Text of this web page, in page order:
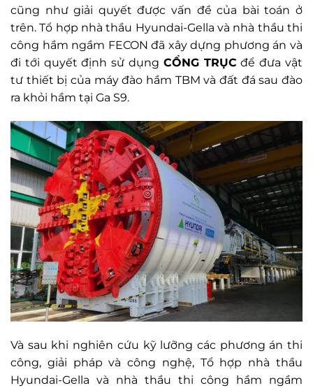
cũng như giải quyết được vấn đề của bài toán ở
trên. Tổ hợp nhà thầu Hyundai-Gella và nhà thầu thi
công hầm ngầm FECON đã xây dựng phương án và
đi tới quyết định sử dụng CỔNG TRỤC để đưa vật
tư thiết bị của máy đào hầm TBM và đất đá sau đào
ra khỏi hầm tại Ga S9.
Và sau khi nghiên cứu kỹ lưỡng các phương án thi
công, giải pháp và công nghệ, Tổ hợp nhà thầu
Hyundai-Gella và nhà thầu thi công hầm ngầm